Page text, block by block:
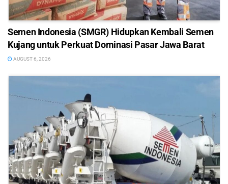
Semen Indonesia (SMGR) Hidupkan Kembali Semen
Kujang untuk Perkuat Dominasi Pasar Jawa Barat
AUGUST 6, 2026